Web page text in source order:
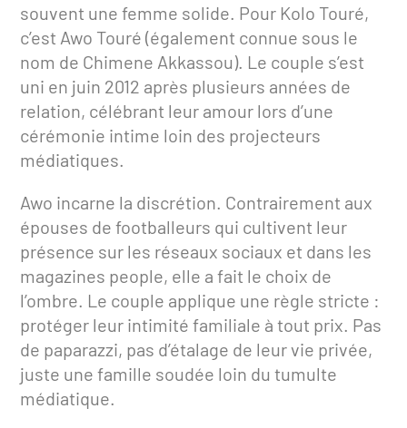
souvent une femme solide. Pour Kolo Touré,
c’est Awo Touré (également connue sous le
nom de Chimene Akkassou). Le couple s’est
uni en juin 2012 après plusieurs années de
relation, célébrant leur amour lors d’une
cérémonie intime loin des projecteurs
médiatiques.
Awo incarne la discrétion. Contrairement aux
épouses de footballeurs qui cultivent leur
présence sur les réseaux sociaux et dans les
magazines people, elle a fait le choix de
l’ombre. Le couple applique une règle stricte :
protéger leur intimité familiale à tout prix. Pas
de paparazzi, pas d’étalage de leur vie privée,
juste une famille soudée loin du tumulte
médiatique.